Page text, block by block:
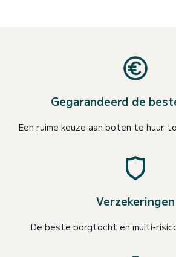
Gegarandeerd de
Een ruime keuze aan boten te huur
Verzekeringen
De beste borgtocht en multi-